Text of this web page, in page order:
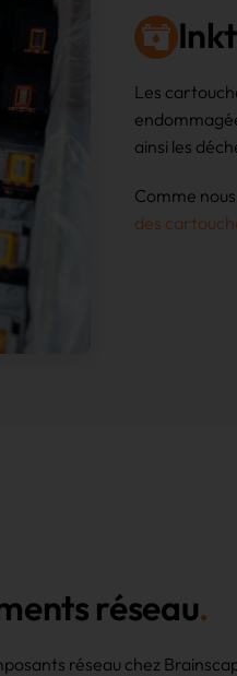
Les
ainsi les
Comme
des
réseau
réseau chez